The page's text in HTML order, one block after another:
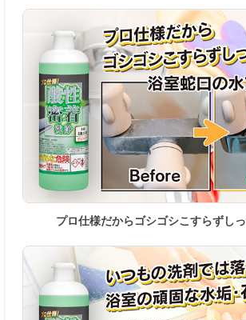
プロ仕様だからゴシゴシこすらずし